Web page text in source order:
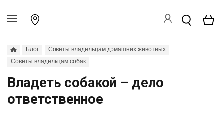
Блог
Советы владельцам домашних животных
Советы владельцам собак
Владеть собакой – дело
ответственное